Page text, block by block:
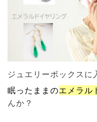
ジュエリーボックスに
眠ったままのエメラル
んか？